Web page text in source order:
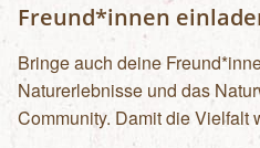
Freund*innen
Bringe auch deine
Naturerlebnisse und das
Community. Damit die Vielfalt